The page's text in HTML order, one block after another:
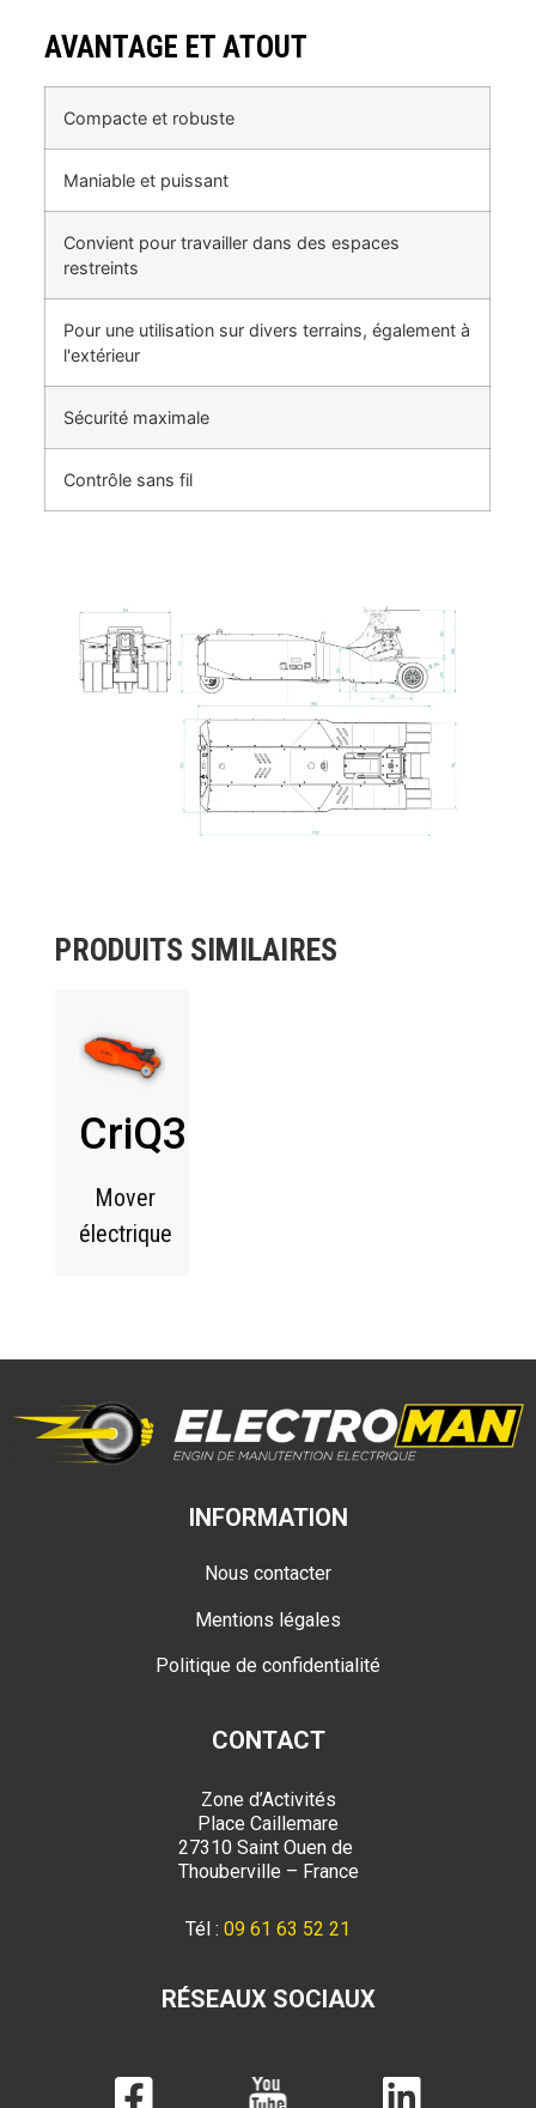
AVANTAGE ET ATOUT
Compacte et robuste
Maniable et puissant
Convient pour travailler dans des espaces
restreints
Pour une utilisation sur divers terrains, également à
l'extérieur
Sécurité maximale
Contrôle sans fil
PRODUITS SIMILAIRES
CriQ30
Mover
électrique
INFORMATION
Nous contacter
Mentions légales
Politique de confidentialité
CONTACT
Zone d’Activités
Place Caillemare
27310 Saint Ouen de
Thouberville – France
Tél : 09 61 63 52 21
RÉSEAUX SOCIAUX